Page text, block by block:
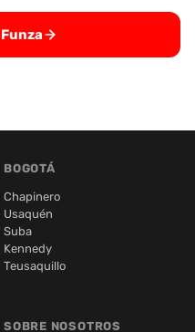
BOGOTÁ
Chapinero
Usaquén
Suba
Kennedy
Teusaquillo
SOBRE NOSOTROS